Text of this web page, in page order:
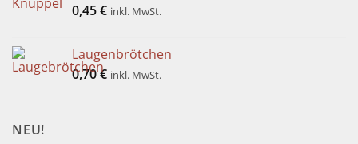
0,45€ inkl. MwSt.
Laugenbrötchen
0,70€ inkl. MwSt.
NEU!